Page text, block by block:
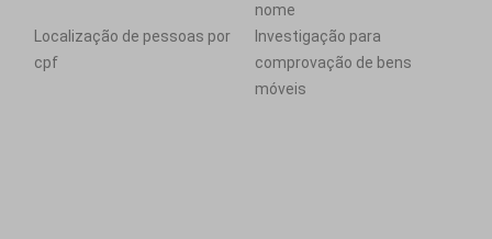
nome
Localização de pessoas por
cpf
Investigação para
comprovação de bens
móveis